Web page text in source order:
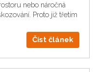
nebo náročná
Proto již třetím
Číst článek